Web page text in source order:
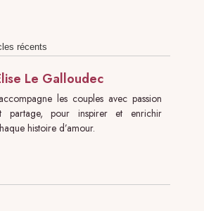
récents
Le Galloudec
les couples avec passion
partage, pour inspirer et enrichir
histoire d’amour.